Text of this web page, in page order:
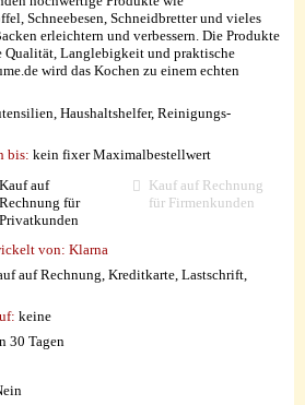
Schneebesen, Schneidbretter und vieles
erleichtern und verbessern. Die Produkte
Qualität, Langlebigkeit und praktische
wird das Kochen zu einem echten
Haushaltshelfer, Reinigungs-
bis: kein fixer Maximalbestellwert
Kauf auf
Rechnung für
Privatkunden
Kauf auf Rechnung
für Firmenkunden
von: Klarna
auf Rechnung, Kreditkarte, Lastschrift,
keine
30 Tagen